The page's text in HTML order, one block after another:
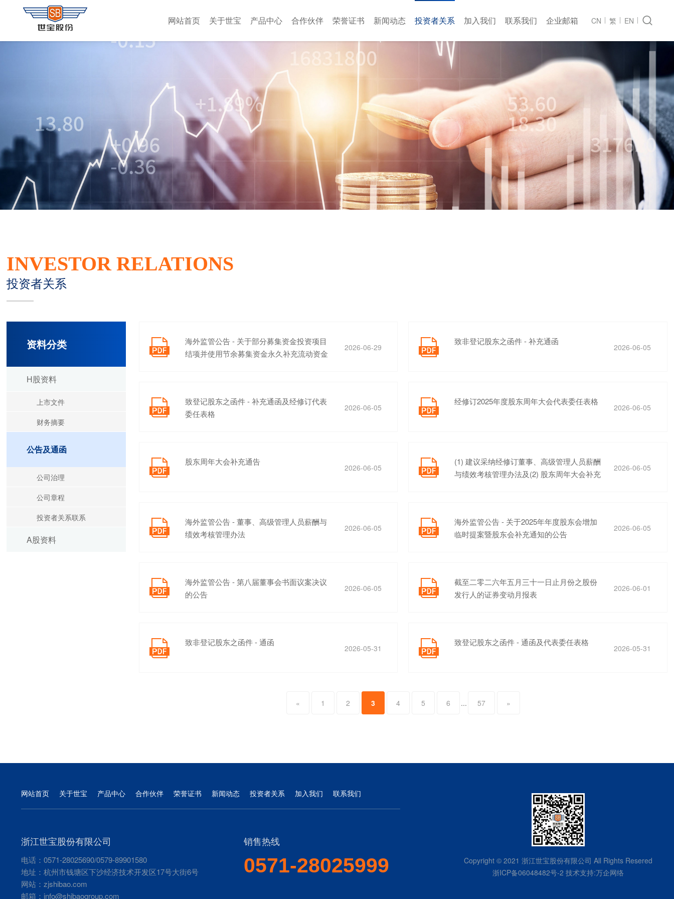
CN 繁 EN 
网站首页 关于世宝 产品中心 合作伙伴 荣誉证书 新闻动态 投资者关系 加入我们 联系我们 企业邮箱
INVESTOR RELATIONS
投资者关系
资料分类
H股资料
上市文件
财务摘要
公告及通函
公司治理
公司章程
投资者关系联系
A股资料

海外监管公告 - 关于部分募集资金投资项目
结项并使用节余募集资金永久补充流动资金
2026-06-29  致非登记股东之函件 - 补充通函
2026-06-05

致登记股东之函件 - 补充通函及经修订代表
委任表格
2026-06-05  经修订2025年度股东周年大会代表委任表格
2026-06-05
 股东周年大会补充通告
2026-06-05 
(1) 建议采纳经修订董事、高级管理人员薪酬
与绩效考核管理办法及(2) 股东周年大会补充
2026-06-05

海外监管公告 - 董事、高级管理人员薪酬与
绩效考核管理办法
2026-06-05 
海外监管公告 - 关于2025年年度股东会增加
临时提案暨股东会补充通知的公告
2026-06-05

海外监管公告 - 第八届董事会书面议案决议
的公告
2026-06-05 
截至二零二六年五月三十一日止月份之股份
发行人的证券变动月报表
2026-06-01
 致非登记股东之函件 - 通函
2026-05-31  致登记股东之函件 - 通函及代表委任表格
2026-05-31
« 1 2 3 4 5 6 ... 57 »
网站首页 关于世宝 产品中心 合作伙伴 荣誉证书 新闻动态 投资者关系 加入我们 联系我们
浙江世宝股份有限公司
电话：0571-28025690/0579-89901580
地址：杭州市钱塘区下沙经济技术开发区17号大街6号
网站： zjshibao.com
邮箱： info@shibaogroup.com
销售热线
0571-28025999
Copyright © 2021 浙江世宝股份有限公司 All Rights Resered
浙ICP备06048482号-2 技术支持:万企网络